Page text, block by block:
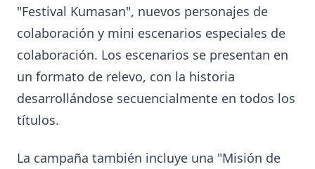
"Festival Kumasan", nuevos personajes de
colaboración y mini escenarios especiales de
colaboración. Los escenarios se presentan en
un formato de relevo, con la historia
desarrollándose secuencialmente en todos los
títulos.
La campaña también incluye una "Misión de